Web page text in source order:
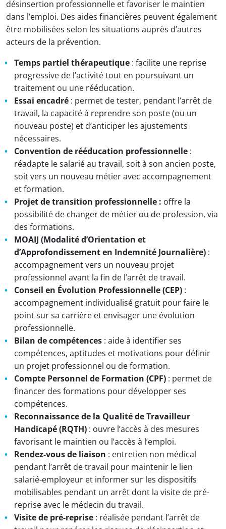
désinsertion professionnelle et favoriser le maintien
dans l’emploi. Des aides financières peuvent également
être mobilisées selon les situations auprès d’autres
acteurs de la prévention.
Temps partiel thérapeutique : facilite une reprise
progressive de l’activité tout en poursuivant un
traitement ou une rééducation.
Essai encadré : permet de tester, pendant l’arrêt de
travail, la capacité à reprendre son poste (ou un
nouveau poste) et d’anticiper les ajustements
nécessaires.
Convention de rééducation professionnelle :
réadapte le salarié au travail, soit à son ancien poste,
soit vers un nouveau métier avec accompagnement
et formation.
Projet de transition professionnelle : offre la
possibilité de changer de métier ou de profession, via
des formations.
MOAIJ (Modalité d’Orientation et
d’Approfondissement en Indemnité Journalière) :
accompagnement vers un nouveau projet
professionnel avant la fin de l’arrêt de travail.
Conseil en Évolution Professionnelle (CEP) :
accompagnement individualisé gratuit pour faire le
point sur sa carrière et envisager une évolution
professionnelle.
Bilan de compétences : aide à identifier ses
compétences, aptitudes et motivations pour définir
un projet professionnel ou de formation.
Compte Personnel de Formation (CPF) : permet de
financer des formations pour développer ses
compétences.
Reconnaissance de la Qualité de Travailleur
Handicapé (RQTH) : ouvre l’accès à des mesures
favorisant le maintien ou l’accès à l’emploi.
Rendez-vous de liaison : entretien non médical
pendant l’arrêt de travail pour maintenir le lien
salarié-employeur et informer sur les dispositifs
mobilisables pendant un arrêt dont la visite de pré-
reprise avec le médecin du travail.
Visite de pré-reprise : réalisée pendant l’arrêt de